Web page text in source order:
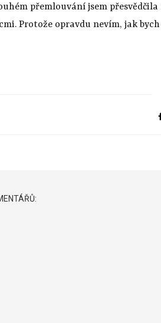
přemlouvání jsem
Protože opravdu nevím, jak